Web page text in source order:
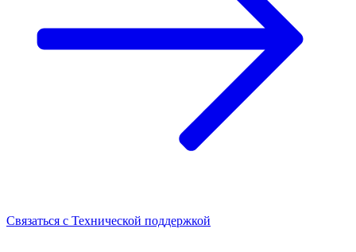
Связаться с Технической поддержкой